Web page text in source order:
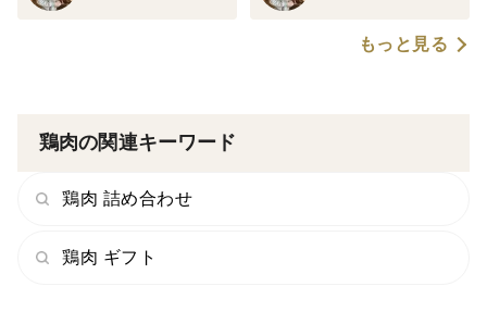
うきは市ふるさと納税卵部門売り上げ 1位。
もっと見る
鶏肉の関連キーワード
鶏肉 詰め合わせ
鶏肉 ギフト